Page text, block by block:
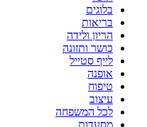
בלוגים
בריאות
הריון ולידה
כושר ותזונה
לייף סטייל
אופנה
טיפוח
עיצוב
לכל המשפחה
מסעדות